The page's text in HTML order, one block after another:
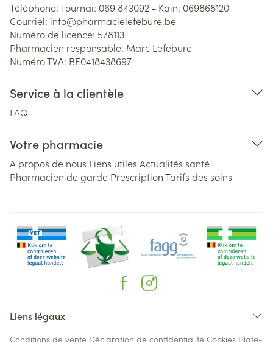
Téléphone:Tournai: 069 843092 - Kain: 069868120
Courriel: info@pharmacielefebure.be
Numéro de licence: 578113
Pharmacien responsable: Marc Lefebure
Numéro TVA: BE0418438697
Service à la clientèle
FAQ
Votre pharmacie
A propos de nous Liens utiles Actualités santé
Pharmacien de garde PrescriptionTarifs des soins
Liens légaux
Conditions de vente Déclaration de confidentialité Cookies Plate-